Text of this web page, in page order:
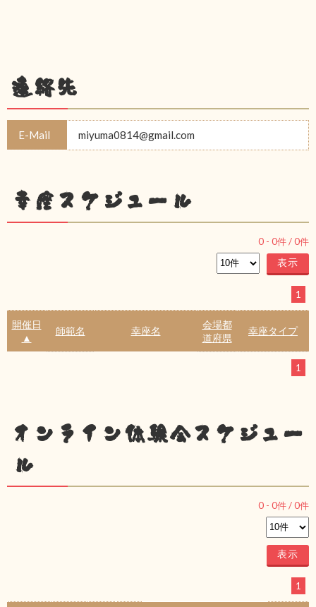
連絡先
E-Mail miyuma0814@gmail.com
幸座スケジュール
0 - 0件 /0件
1
開催日
▲
師範名 幸座名
会場都
道府県
幸座タイプ
1
オンライン体験会スケジュー
ル
0 - 0件 /0件
1